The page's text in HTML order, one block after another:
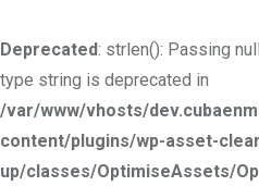
Deprecated: strlen(): Passing
type string is deprecated in
/var/www/vhosts/
content/plugins/wp-asset-
up/classes/OptimiseAssets/